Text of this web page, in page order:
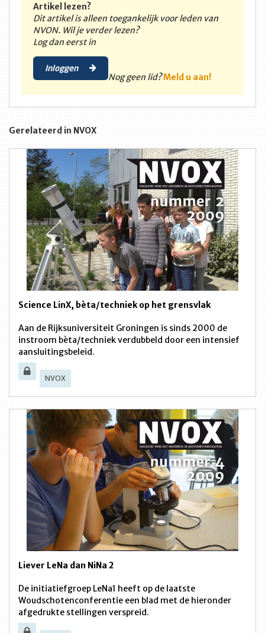
Artikel lezen?
Dit artikel is alleen toegankelijk voor leden van
NVON. Wil je verder lezen?
Log dan eerst in
Inloggen
Nog geen lid?Meld u aan!
Gerelateerd in NVOX
Science LinX, bèta/techniek op het grensvlak
Aan de Rijksuniversiteit Groningen is sinds 2000 de
instroom bèta/techniek verdubbeld door een intensief
aansluitingsbeleid.
NVOX
Liever LeNa dan NiNa 2
De initiatiefgroep LeNa1 heeft op de laatste
Woudschotenconferentie een blad met de hieronder
afgedrukte stellingen verspreid.